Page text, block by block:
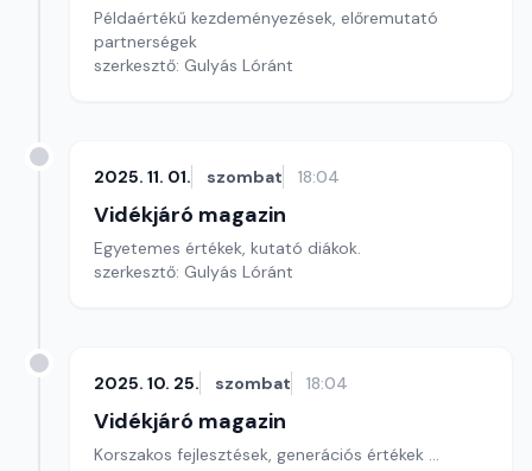
Példaértékű kezdeményezések, előremutató
partnerségek
szerkesztő: Gulyás Lóránt
2025. 11. 01. szombat 18:04
Vidékjáró magazin
Egyetemes értékek, kutató diákok.
szerkesztő: Gulyás Lóránt
2025. 10. 25. szombat 18:04
Vidékjáró magazin
Korszakos fejlesztések, generációs értékek ...